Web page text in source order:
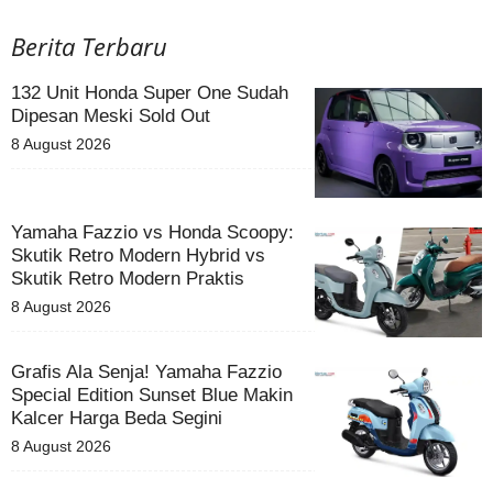
Berita Terbaru
132 Unit Honda Super One Sudah
Dipesan Meski Sold Out
8 August 2026
Yamaha Fazzio vs Honda Scoopy:
Skutik Retro Modern Hybrid vs
Skutik Retro Modern Praktis
8 August 2026
Grafis Ala Senja! Yamaha Fazzio
Special Edition Sunset Blue Makin
Kalcer Harga Beda Segini
8 August 2026